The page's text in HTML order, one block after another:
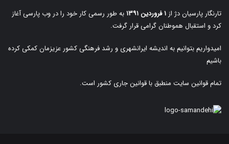
تارنگار پارسیان دژ از ۱ فروردین ۱۳۹۱
به طور رسمی کار خود را در وب پارسی آغاز
کرد و استقبال هموطنان گرامی قرار گرفت.
امیدواریم بتوانیم به اندیشه ایرانشهری و رشد فرهنگی کشور عزیزمان کمکی کرده
باشیم
تمام قوانین سایت منطبق با قوانین جاری کشور است.